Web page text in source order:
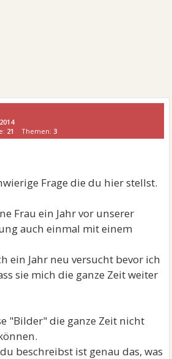
21 Themen:3
Frage die du hier stellst.
Frau ein Jahr vor unserer
auch einmal mit einem
ein Jahr neu versucht bevor ich
sie mich die ganze Zeit weiter
"Bilder" die ganze Zeit nicht
beschreibst ist genau das, was